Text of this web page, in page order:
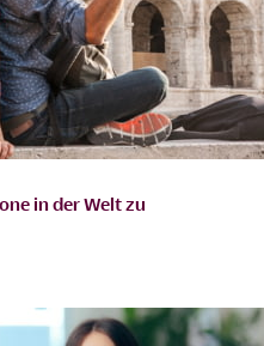
in der Welt zu